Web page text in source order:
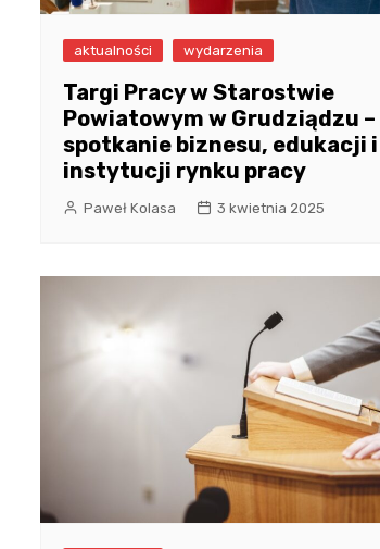
aktualności wydarzenia
Targi Pracy w Starostwie
Powiatowym w Grudziądzu –
spotkanie biznesu, edukacji i
instytucji rynku pracy
Paweł Kolasa 3 kwietnia 2025